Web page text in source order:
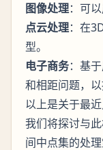
图像处理：可
点云处理：在
型。
电子商务：基
和相距问题，以
以上是关于最
我们将探讨与
间中点集的处理